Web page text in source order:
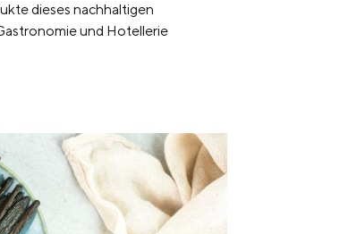
dieses nachhaltigen
und Hotellerie